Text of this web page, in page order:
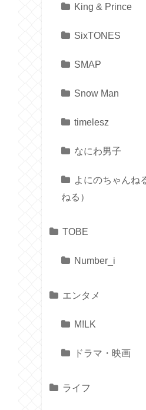
King & Prince
SixTONES
SMAP
Snow Man
timelesz
なにわ男子
よにのちゃんね
ねる）
TOBE
Number_i
エンタメ
M!LK
ドラマ・映画
ライフ